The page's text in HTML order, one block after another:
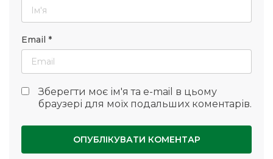
Email *
Зберегти моє ім'я та e-mail в цьому
браузері для моїх подальших коментарів.